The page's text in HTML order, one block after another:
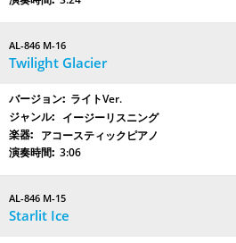
AL-846 M-16
Twilight Glacier
ライトVer.
イージーリスニング
アコースティックピアノ
3:06
AL-846 M-15
Starlit Ice